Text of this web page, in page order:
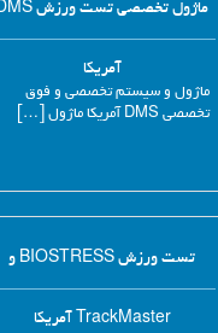
ماژول تخصصی تست ورزش DMS
آمریکا
ماژول و سیستم تخصصی و فوق
تخصصی DMS آمریکا ماژول […]
تست ورزش BIOSTRESS و
TrackMaster آمریکا